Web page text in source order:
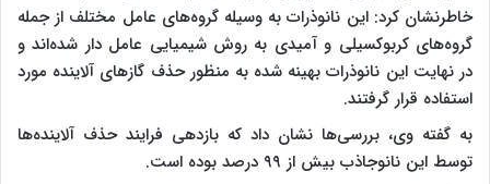
خاطرنشان کرد: این نانوذرات به ‌وسیله گروه‌های عامل مختلف از جمله
گروه‌های کربوکسیلی و آمیدی به روش شیمیایی عامل دار شده‌اند و
در نهایت این نانوذرات بهینه شده به‌ منظور حذف گازهای آلاینده مورد
استفاده قرار گرفتند.
به گفته وی، بررسی‌ها نشان داد که بازدهی فرایند حذف آلاینده‌ها
توسط این نانوجاذب بیش از ۹۹ درصد بوده است.